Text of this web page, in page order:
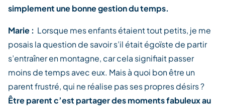
simplement une bonne gestion du temps.
Marie : Lorsque mes enfants étaient tout petits, je me
posais la question de savoir s’il était égoïste de partir
s’entraîner en montagne, car cela signifiait passer
moins de temps avec eux. Mais à quoi bon être un
parent frustré, qui ne réalise pas ses propres désirs ?
Être parent c’est partager des moments fabuleux au